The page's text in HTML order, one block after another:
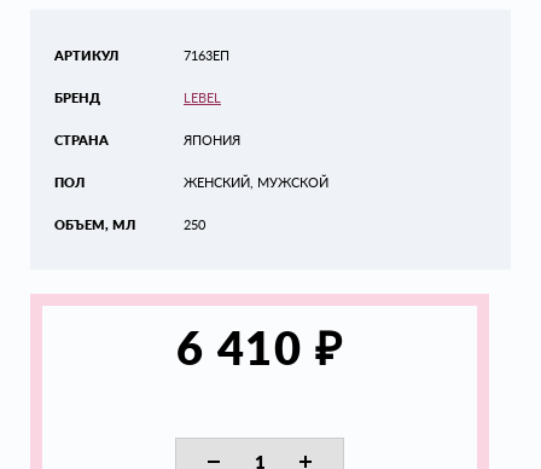
АРТИКУЛ
БРЕНД
СТРАНА
ПОЛ
ОБЪЕМ, МЛ
7163ЕП
LEBEL
ЯПОНИЯ
ЖЕНСКИЙ, МУЖСКОЙ
250
6 410 ₽